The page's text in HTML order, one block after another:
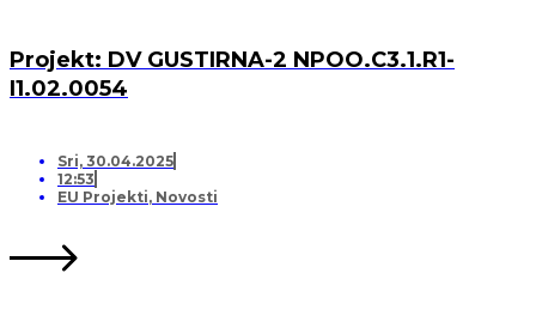
Projekt: DV GUSTIRNA-2 NPOO.C3.1.R1-
I1.02.0054
Sri, 30.04.2025
12:53
EU Projekti, Novosti